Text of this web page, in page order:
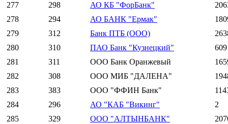
277 298 АО КБ "ФорБанк"
278
294 АО БАНК "Ермак"
279
312 Банк ПТБ (ООО)
280
310 ПАО Банк "Кузнецкий"
609
281
311 ООО Банк Оранжевый
282
308 ООО МИБ "ДАЛЕНА"
283
383 ООО "ФФИН Банк"
284
296 АО "КАБ "Викинг"
2
285
329 ООО "АЛТЫНБАНК"